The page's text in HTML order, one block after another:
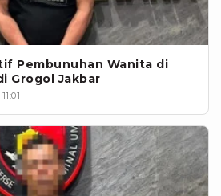
Pembunuhan Wanita di
Grogol Jakbar